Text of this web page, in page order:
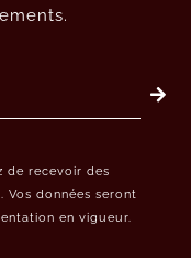
de recevoir des
Vos données seront
en vigueur.